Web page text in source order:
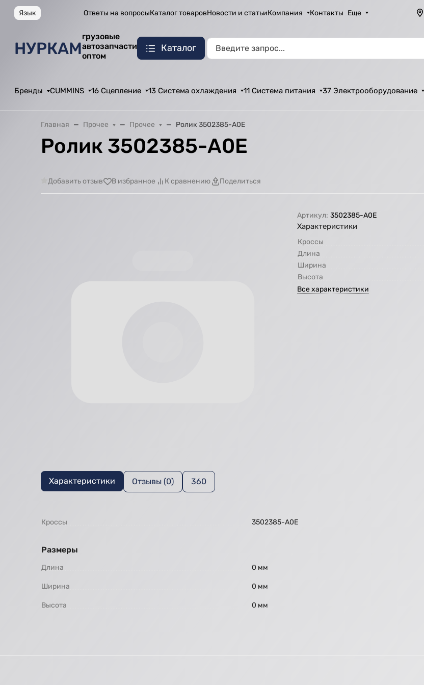
Язык Ответы на вопросыКаталог товаровНовости и статьиКомпания Контакты Еще
НУРКАМ
грузовые
автозапчасти
оптом
Каталог
Бренды CUMMINS 16 Сцепление 13 Система охлаждения 11 Система питания 37 Электрооборудование
Главная Прочее Прочее Ролик 3502385-А0Е
Ролик 3502385-А0Е
Добавить отзыв В избранное К сравнению Поделиться
Артикул: 3502385-А0Е
Характеристики
Кроссы
Длина
Ширина
Высота
Все характеристики
Характеристики Отзывы (0) 360
Кроссы 3502385-А0Е
Размеры
Длина 0 мм
Ширина 0 мм
Высота 0 мм